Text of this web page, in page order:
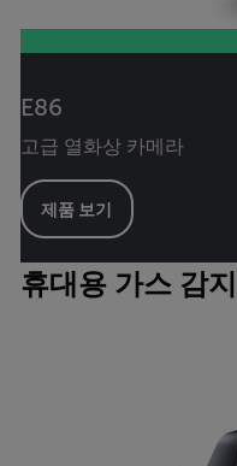
E86
고급 열화상 카메라
제품 보기
휴대용 가스 감지